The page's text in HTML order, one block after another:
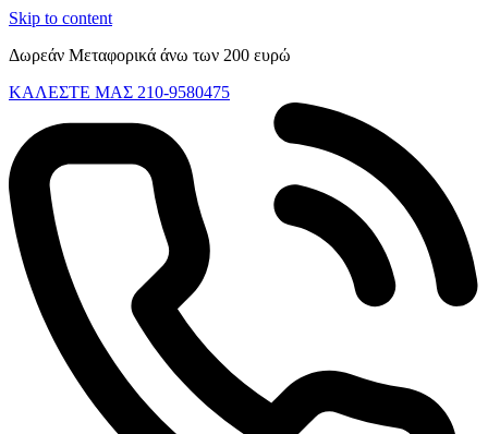
Skip to content
Δωρεάν Μεταφορικά άνω των 200 ευρώ
ΚΑΛΕΣΤΕ ΜΑΣ 210-9580475